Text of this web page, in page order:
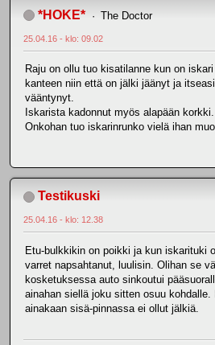
*HOKE* The Doctor
25.04.16 - klo: 09.02
Raju on ollu tuo kisatilanne kun on
kanteen niin että on jälki jäänyt ja
vääntynyt.
Iskarista kadonnut myös alapään korkki.
Onkohan tuo iskarinrunko vielä ihan
Testikuski
25.04.16 - klo: 12.38
Etu-bulkkikin on poikki ja kun iskarituki
varret napsahtanut, luulisin. Olihan se
kosketuksessa auto sinkoutui
ainahan siellä joku sitten osuu kohdalle.
ainakaan sisä-pinnassa ei ollut jälkiä.